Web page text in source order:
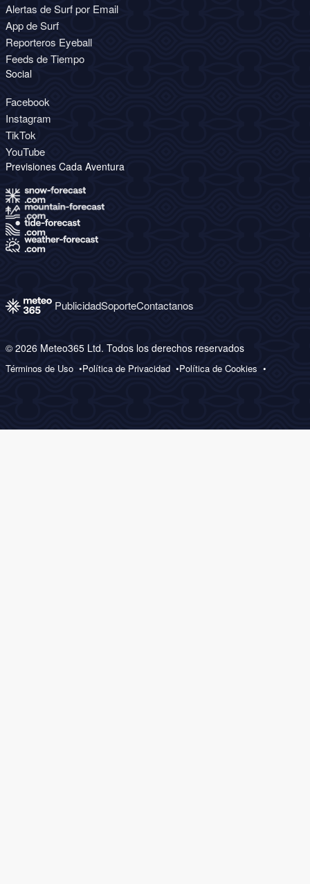
Alertas de Surf por Email
App de Surf
Reporteros Eyeball
Feeds de Tiempo
Social
Facebook
Instagram
TikTok
YouTube
Previsiones Cada Aventura
PublicidadSoporteContactanos
© 2026 Meteo365 Ltd. Todos los derechos reservados
Términos de Uso Política de Privacidad Política de Cookies